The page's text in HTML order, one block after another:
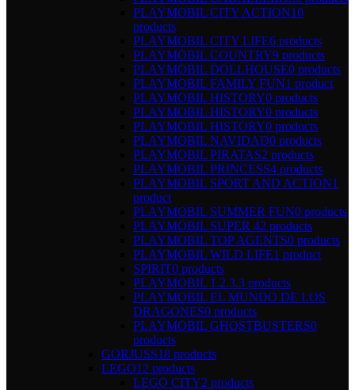
PLAYMOBIL CITY ACTION10
products
PLAYMOBIL CITY LIFE6 products
PLAYMOBIL COUNTRY9 products
PLAYMOBIL DOLLHOUSE0 products
PLAYMOBIL FAMILY FUN1 product
PLAYMOBIL HISTORY0 products
PLAYMOBIL HISTORY0 products
PLAYMOBIL HISTORY0 products
PLAYMOBIL NAVIDAD0 products
PLAYMOBIL PIRATAS2 products
PLAYMOBIL PRINCESS4 products
PLAYMOBIL SPORT AND ACTION1
product
PLAYMOBIL SUMMER FUN0 products
PLAYMOBIL SUPER 42 products
PLAYMOBIL TOP AGENTS0 products
PLAYMOBIL WILD LIFE1 product
SPIRIT0 products
PLAYMOBIL 1.2.3.3 products
PLAYMOBIL EL MUNDO DE LOS
DRAGONES0 products
PLAYMOBIL GHOSTBUSTERS0
products
GORJUSS18 products
LEGO12 products
LEGO CITY2 products